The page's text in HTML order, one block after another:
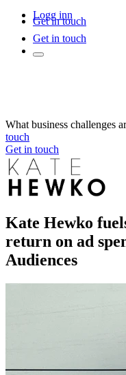
Logg inn
Get in touch
Get in touch
What business challenges
touch
Get in touch
Kate Hewko
return on ad
Audiences